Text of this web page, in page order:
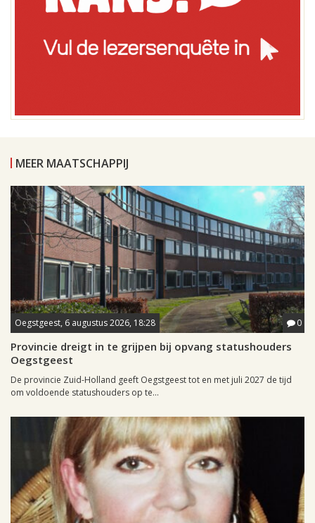
MEER MAATSCHAPPIJ
Oegstgeest, 6 augustus 2026, 18:28 0
Provincie dreigt in te grijpen bij opvang statushouders
Oegstgeest
De provincie Zuid-Holland geeft Oegstgeest tot en met juli 2027 de tijd
om voldoende statushouders op te...